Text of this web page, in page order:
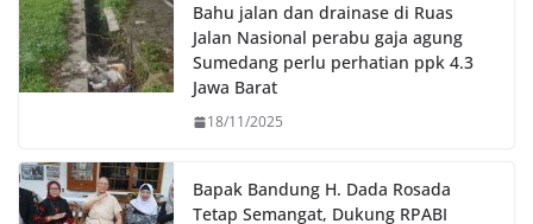
Bahu jalan dan drainase di Ruas
Jalan Nasional perabu gaja agung
Sumedang perlu perhatian ppk 4.3
Jawa Barat
18/11/2025
Bapak Bandung H. Dada Rosada
Tetap Semangat, Dukung RPABI